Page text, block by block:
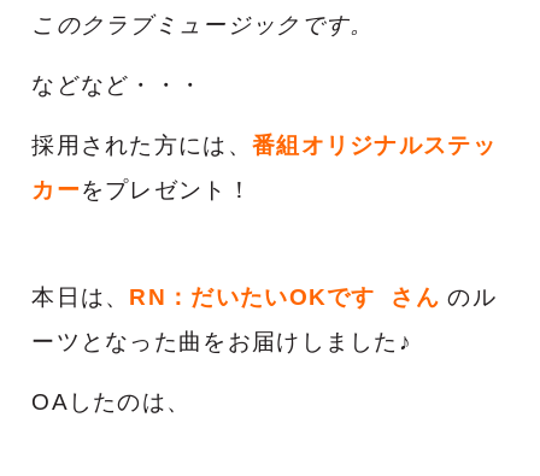
このクラブミュージックです。
などなど・・・
採用された方には、 番組オリジナルステッ
カーをプレゼント！
本日は、 RN：だいたいOKです さん のル
ーツとなった曲をお届けしました♪
OAしたのは、